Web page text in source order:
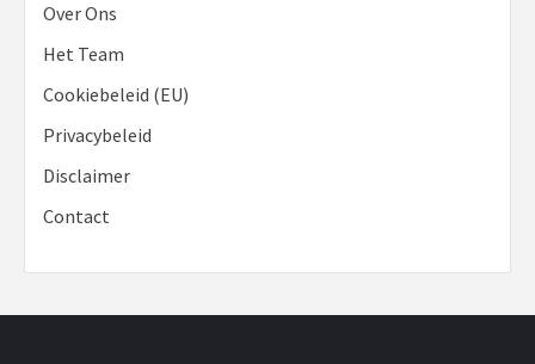
Over Ons
Het Team
Cookiebeleid (EU)
Privacybeleid
Disclaimer
Contact